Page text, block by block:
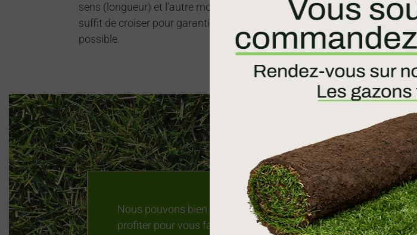
sens (longueur) et l’autre moitié dans l’autre sens (largeur). Il
suffit de croiser pour garantir un épandage le plus homogène
possible.
Nous pouvons bien sûr vous livrer vos doses d’engrais et en
profiter pour vous faire une démonstration ou simplement